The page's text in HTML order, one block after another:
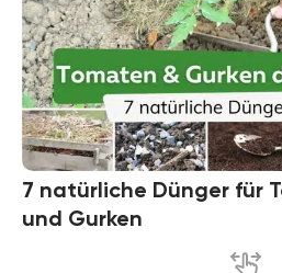
7 natürliche Dünger für
und Gurken